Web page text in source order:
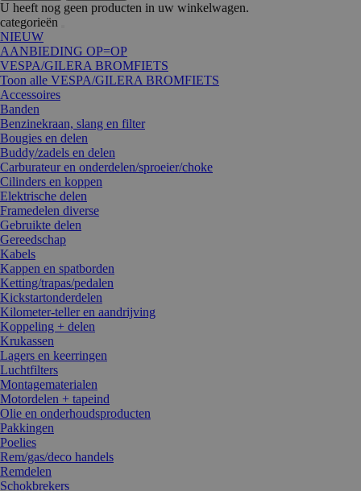
U heeft nog geen producten in uw winkelwagen.
categorieën
NIEUW
AANBIEDING OP=OP
VESPA/GILERA BROMFIETS
Toon alle VESPA/GILERA BROMFIETS
Accessoires
Banden
Benzinekraan, slang en filter
Bougies en delen
Buddy/zadels en delen
Carburateur en onderdelen/sproeier/choke
Cilinders en koppen
Elektrische delen
Framedelen diverse
Gebruikte delen
Gereedschap
Kabels
Kappen en spatborden
Ketting/trapas/pedalen
Kickstartonderdelen
Kilometer-teller en aandrijving
Koppeling + delen
Krukassen
Lagers en keerringen
Luchtfilters
Montagematerialen
Motordelen + tapeind
Olie en onderhoudsproducten
Pakkingen
Poelies
Rem/gas/deco handels
Remdelen
Schokbrekers